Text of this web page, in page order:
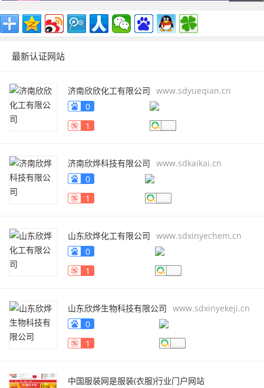
最新认证网站
济南欣欣化工有限公司 www.sdyueqian.cn
0
1
济南欣烨科技有限公司 www.sdkaikai.cn
0
1
山东欣烨化工有限公司 www.sdxinyechem.cn
0
1
山东欣烨生物科技有限公司 www.sdxinyekeji.cn
0
1
中国服装网是服装(衣服)行业门户网站